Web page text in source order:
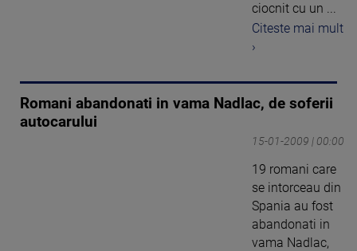
ciocnit cu un ...
Citeste mai mult
›
Romani abandonati in vama Nadlac, de soferii
autocarului
15-01-2009 | 00:00
19 romani care
se intorceau din
Spania au fost
abandonati in
vama Nadlac,